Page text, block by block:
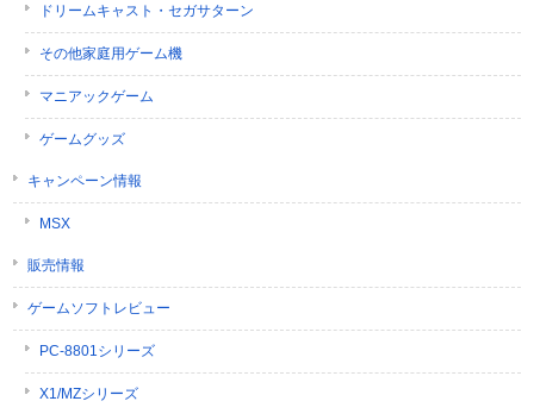
ドリームキャスト・セガサターン
その他家庭用ゲーム機
マニアックゲーム
ゲームグッズ
キャンペーン情報
MSX
販売情報
ゲームソフトレビュー
PC-8801シリーズ
X1/MZシリーズ